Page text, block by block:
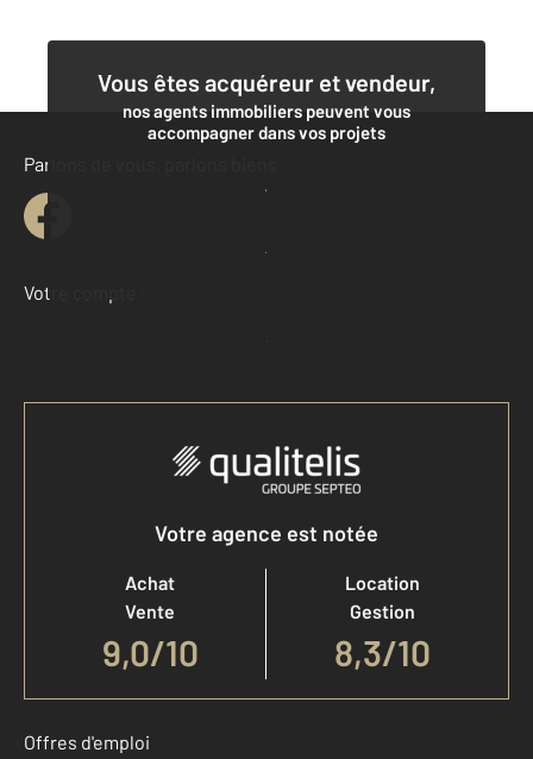
Vous êtes acquéreur et vendeur,
nos agents immobiliers peuvent vous
accompagner dans vos projets
Contacter l'agence
Demander une estimation
Parlons de vous, parlons biens
Votre compte :
Accéder à mon compte
Votre agence est notée
Achat
Vente
9,0/10
Location
Gestion
8,3/10
Offres d'emploi